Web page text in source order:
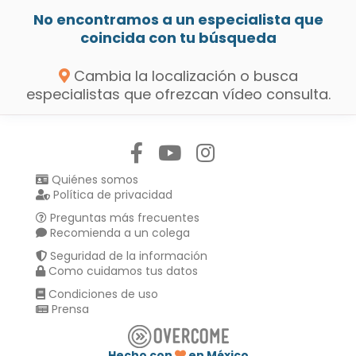
No encontramos a un especialista que
coincida con tu búsqueda
Cambia la localización o busca
especialistas que ofrezcan vídeo consulta.
Quiénes somos
Política de privacidad
Preguntas más frecuentes
Recomienda a un colega
Seguridad de la información
Como cuidamos tus datos
Condiciones de uso
Prensa